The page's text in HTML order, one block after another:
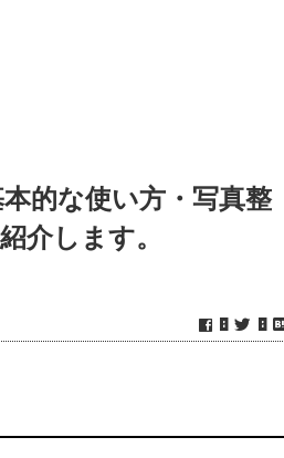
的な使い方・写真整
介します。
0 0